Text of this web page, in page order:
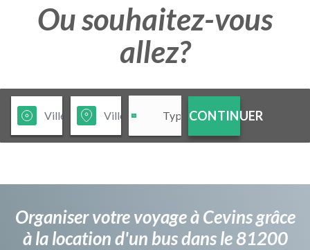
Ou souhaitez-vous
allez?
CONTINUER
Organiser votre voyage à Cevins grâce
à la location d'un bus dans le 81200